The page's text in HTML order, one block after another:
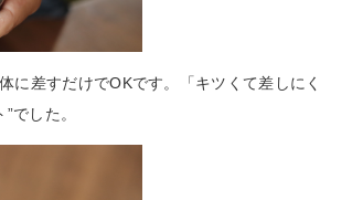
に差すだけでOKです。「キツくて差しにく
でした。